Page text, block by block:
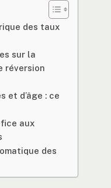
des taux
sur la
réversion
et d’âge : ce
aux
des